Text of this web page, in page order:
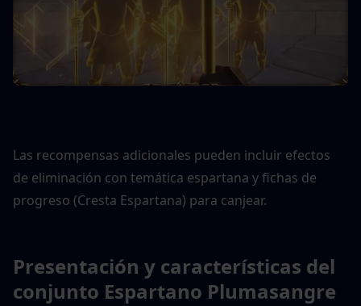
Las recompensas adicionales pueden incluir efectos
de eliminación con temática espartana y fichas de
progreso (Cresta Espartana) para canjear.
Presentación y características del
conjunto Espartano Plumasangre